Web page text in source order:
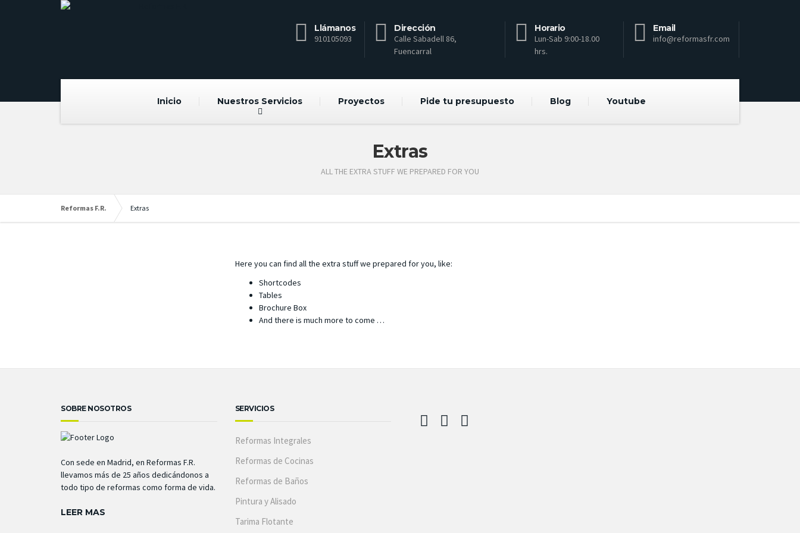
Llámanos
910105093
Dirección
Calle Sabadell 86,
Fuencarral
Horario
Lun-Sab 9:00-18.00
hrs.
Email
info@reformasfr.com
Inicio Nuestros Servicios Proyectos Pide tu presupuesto Blog Youtube
Extras
ALL THE EXTRA STUFF WE PREPARED FOR YOU
Reformas F.R. Extras
Here you can find all the extra stuff we prepared for you, like:
Shortcodes
Tables
Brochure Box
And there is much more to come …
SOBRE NOSOTROS
Con sede en Madrid, en Reformas F.R.
llevamos más de 25 años dedicándonos a
todo tipo de reformas como forma de vida.
LEER MAS
SERVICIOS
Reformas Integrales
Reformas de Cocinas
Reformas de Baños
Pintura y Alisado
Tarima Flotante